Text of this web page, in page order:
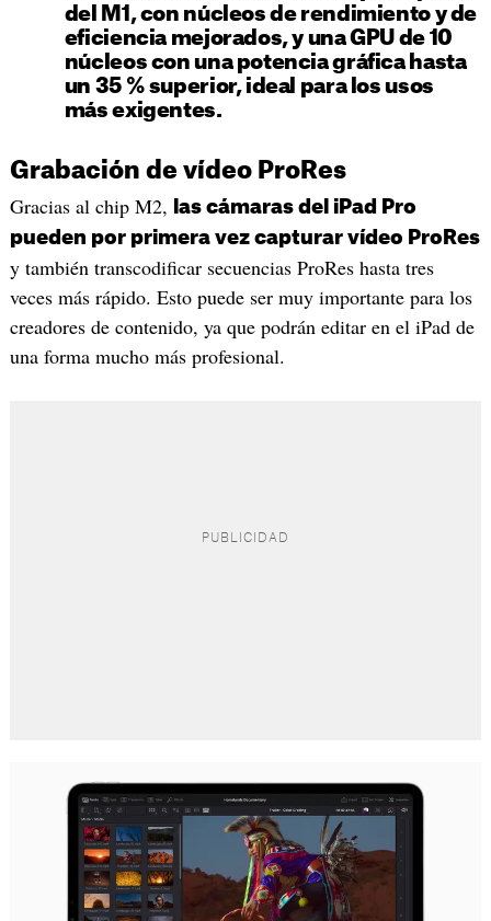
del M1, con núcleos de rendimiento y de
eficiencia mejorados, y una GPU de 10
núcleos con una potencia gráfica hasta
un 35 % superior, ideal para los usos
más exigentes.
Grabación de vídeo ProRes
Gracias al chip M2,
las cámaras del iPad Pro
pueden por primera vez capturar vídeo ProRes
y también transcodificar secuencias ProRes hasta tres
veces más rápido. Esto puede ser muy importante para los
creadores de contenido, ya que podrán editar en el iPad de
una forma mucho más profesional.